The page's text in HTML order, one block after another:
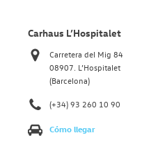
Carhaus L’Hospitalet
Carretera del Mig 84
08907. L’Hospitalet
(Barcelona)
(+34) 93 260 10 90
Cómo llegar